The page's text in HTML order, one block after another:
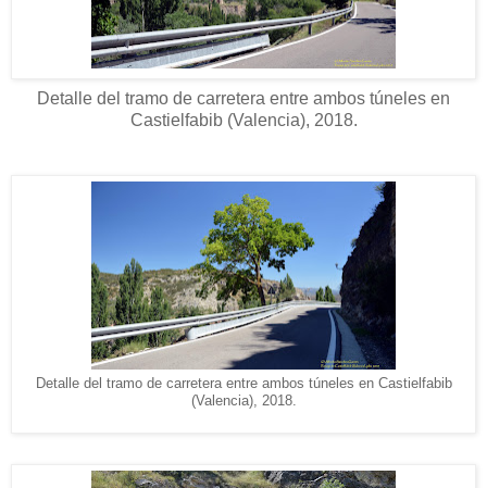
Detalle del tramo de carretera entre ambos túneles en
Castielfabib (Valencia), 2018.
Detalle del tramo de carretera entre ambos túneles en Castielfabib
(Valencia), 2018.